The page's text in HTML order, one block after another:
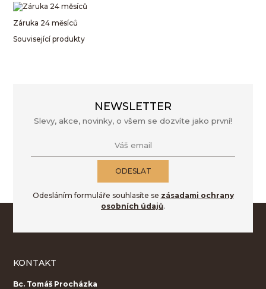
Záruka 24 měsíců
Související produkty
NEWSLETTER
Slevy, akce, novinky, o všem se dozvíte jako první!
Váš email
ODESLAT
Odesláním formuláře souhlasíte se zásadami ochrany
osobních údajů.
KONTAKT
Bc. Tomáš Procházka